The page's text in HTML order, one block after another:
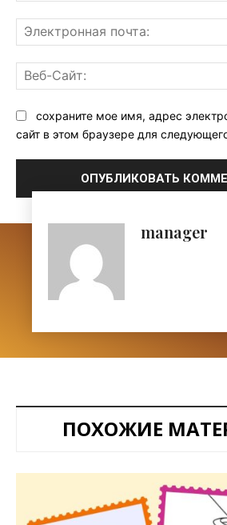
сохраните мое имя, адрес
сайт в этом браузере для
manager
ПОХОЖИЕ